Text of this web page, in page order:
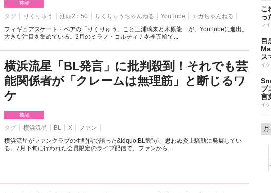
芸能
タグ りくりゅう 江頭2：50 りくりゅうちゃんねる YouTube
エガちゃんねる
フィギュアスケート・ペアの「りくりゅう」こと三浦璃来と木原龍一が、YouTubeに進出。
大きな注目を集めている。2月のミラノ・コルティナ冬季五輪で...
横浜流星「BL発言」に批判殺到！それでも芸
能関係者が「クレームは無理筋」と断じるワ
ケ
芸能
タグ 横浜流星 BL X
ファン
横浜流星がファンクラブの生配信で語った&ldquo;BL観”が、思わぬ炎上騒動に発展してい
る。7月下旬に行われた会員限定のライブ配信で、ファンから...
こ
っ
ラ
目
ス
イ
ブ
言
イ